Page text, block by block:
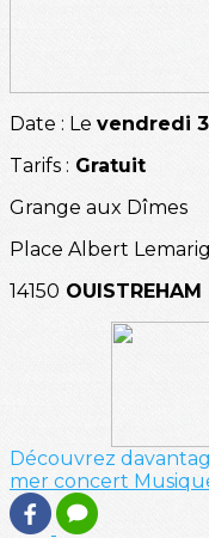
Date : Le vendredi
Tarifs : Gratuit
Grange aux Dîmes
Place Albert
14150 OUISTREHAM
Découvrez
mer concert